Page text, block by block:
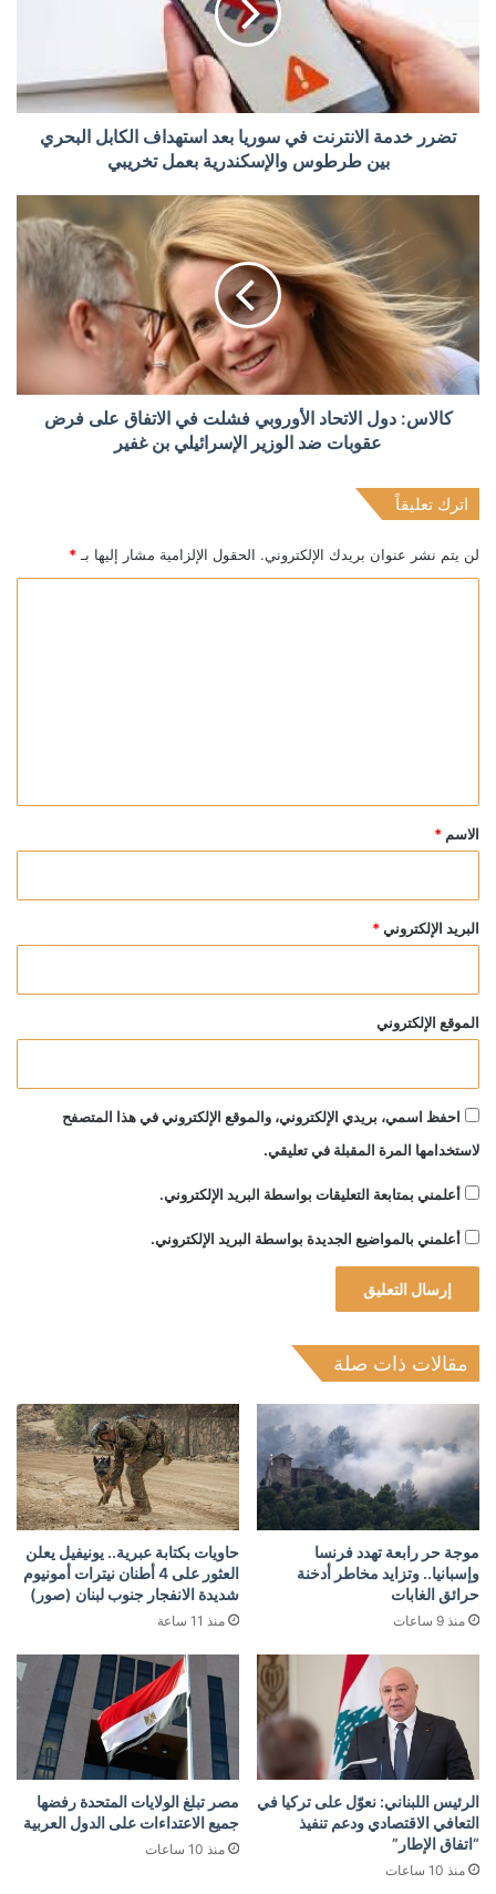
تضرر خدمة الانترنت في سوريا بعد استهداف الكابل البحري
بين طرطوس والإسكندرية بعمل تخريبي
كالاس: دول الاتحاد الأوروبي فشلت في الاتفاق على فرض
عقوبات ضد الوزير الإسرائيلي بن غفير
اترك تعليقاً
لن يتم نشر عنوان بريدك الإلكتروني. الحقول الإلزامية مشار إليها بـ *
*
الاسم *
البريد الإلكتروني *
الموقع الإلكتروني
احفظ اسمي، بريدي الإلكتروني، والموقع الإلكتروني في هذا المتصفح
لاستخدامها المرة المقبلة في تعليقي.
أعلمني بمتابعة التعليقات بواسطة البريد الإلكتروني.
أعلمني بالمواضيع الجديدة بواسطة البريد الإلكتروني.
مقالات ذات صلة
موجة حر رابعة تهدد فرنسا
وإسبانيا.. وتزايد مخاطر أدخنة
حرائق الغابات
منذ 9 ساعات
حاويات بكتابة عبرية.. يونيفيل يعلن
العثور على 4 أطنان نيترات أمونيوم
شديدة الانفجار جنوب لبنان (صور)
منذ 11 ساعة
الرئيس اللبناني: نعوّل على تركيا في
التعافي الاقتصادي ودعم تنفيذ
“اتفاق الإطار”
منذ 10 ساعات
مصر تبلغ الولايات المتحدة رفضها
جميع الاعتداءات على الدول العربية
منذ 10 ساعات